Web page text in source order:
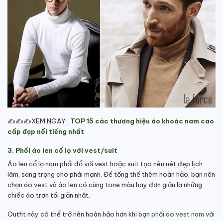
✍️✍️✍️XEM NGAY : TOP 15 các thương hiệu áo khoác nam cao
cấp đẹp nổi tiếng nhất
3. Phối áo len cổ lọ với vest/suit
Áo len cổ lọ nam phối đồ với vest hoặc suit tạo nên nét đẹp lịch
lãm, sang trọng cho phái mạnh. Để tổng thể thêm hoàn hảo, bạn nên
chọn áo vest và áo len có cùng tone màu hay đơn giản là những
chiếc áo trơn tối giản nhất.
Outfit này có thể trở nên hoàn hảo hơn khi bạn phối áo vest nam với